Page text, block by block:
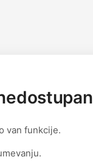
van funkcije.